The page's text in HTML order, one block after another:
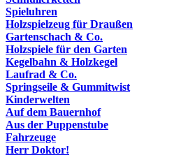
Spieluhren
Holzspielzeug für Draußen
Gartenschach & Co.
Holzspiele für den Garten
Kegelbahn & Holzkegel
Laufrad & Co.
Springseile & Gummitwist
Kinderwelten
Auf dem Bauernhof
Aus der Puppenstube
Fahrzeuge
Herr Doktor!